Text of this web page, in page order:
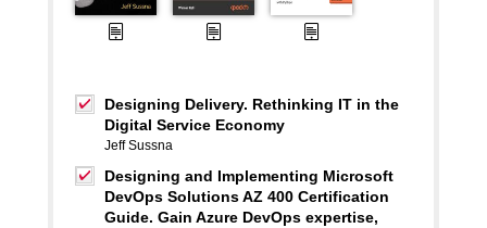
Designing Delivery. Rethinking IT in the
Digital Service Economy
Jeff Sussna
Designing and Implementing Microsoft
DevOps Solutions AZ 400 Certification
Guide. Gain Azure DevOps expertise,